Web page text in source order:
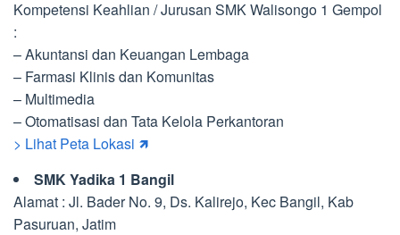
Kompetensi Keahlian / Jurusan SMK Walisongo 1 Gempol
:
– Akuntansi dan Keuangan Lembaga
– Farmasi Klinis dan Komunitas
– Multimedia
– Otomatisasi dan Tata Kelola Perkantoran
> Lihat Peta Lokasi 🡽
SMK Yadika 1 Bangil
Alamat : Jl. Bader No. 9, Ds. Kalirejo, Kec Bangil, Kab
Pasuruan, Jatim